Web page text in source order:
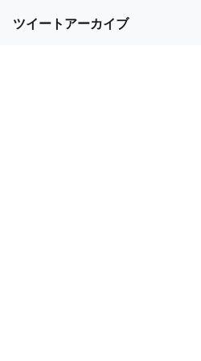
ツイートアーカイブ